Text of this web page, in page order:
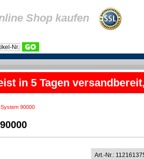
Shop kaufen
in 5 Tagen
90000
Art.-Nr.: